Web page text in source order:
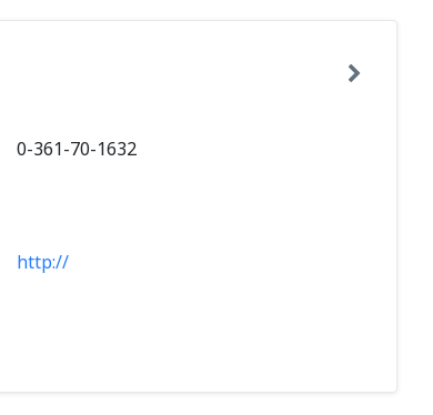
0-361-70-1632
http://